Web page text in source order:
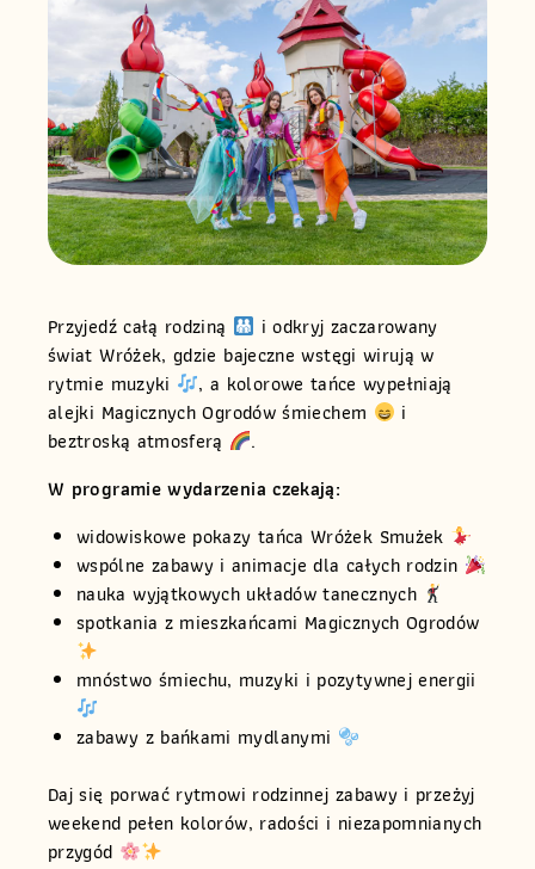
Przyjedź całą rodziną
i odkryj zaczarowany
świat Wróżek, gdzie bajeczne wstęgi wirują w
rytmie muzyki
, a kolorowe tańce wypełniają
alejki Magicznych Ogrodów śmiechem
i
beztroską atmosferą
.
W programie wydarzenia czekają:
widowiskowe pokazy tańca Wróżek Smużek
wspólne zabawy i animacje dla całych rodzin
nauka wyjątkowych układów tanecznych
spotkania z mieszkańcami Magicznych Ogrodów
mnóstwo śmiechu, muzyki i pozytywnej energii
zabawy z bańkami mydlanymi
Daj się porwać rytmowi rodzinnej zabawy i przeżyj
weekend pełen kolorów, radości i niezapomnianych
przygód